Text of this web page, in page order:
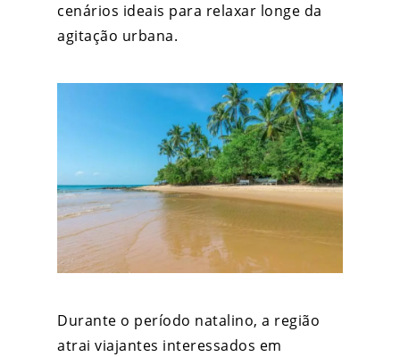
cenários ideais para relaxar longe da
agitação urbana.
Durante o período natalino, a região
atrai viajantes interessados em